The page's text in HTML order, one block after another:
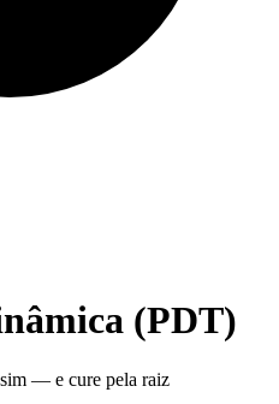
(PDT)
— e cure pela raiz